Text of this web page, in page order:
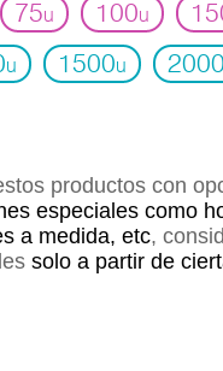
75u 100u
u 1500u 2000
productos con
especiales como
a medida, etc,
solo a partir de